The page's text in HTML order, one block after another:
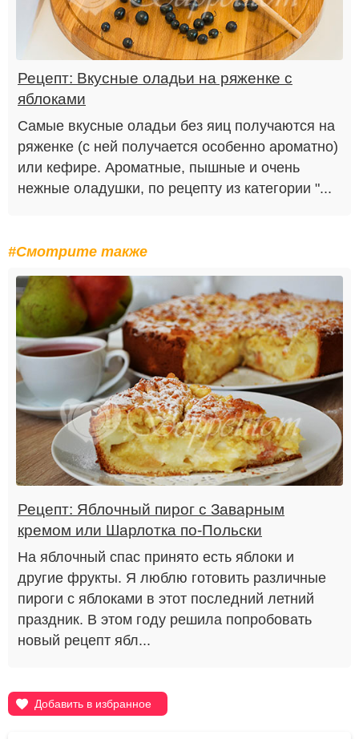
Рецепт: Вкусные оладьи на ряженке с
яблоками
Самые вкусные оладьи без яиц получаются на
ряженке (с ней получается особенно ароматно)
или кефире. Ароматные, пышные и очень
нежные оладушки, по рецепту из категории "...
#Смотрите также
Рецепт: Яблочный пирог с Заварным
кремом или Шарлотка по-Польски
На яблочный спас принято есть яблоки и
другие фрукты. Я люблю готовить различные
пироги с яблоками в этот последний летний
праздник. В этом году решила попробовать
новый рецепт ябл...
Добавить в избранное